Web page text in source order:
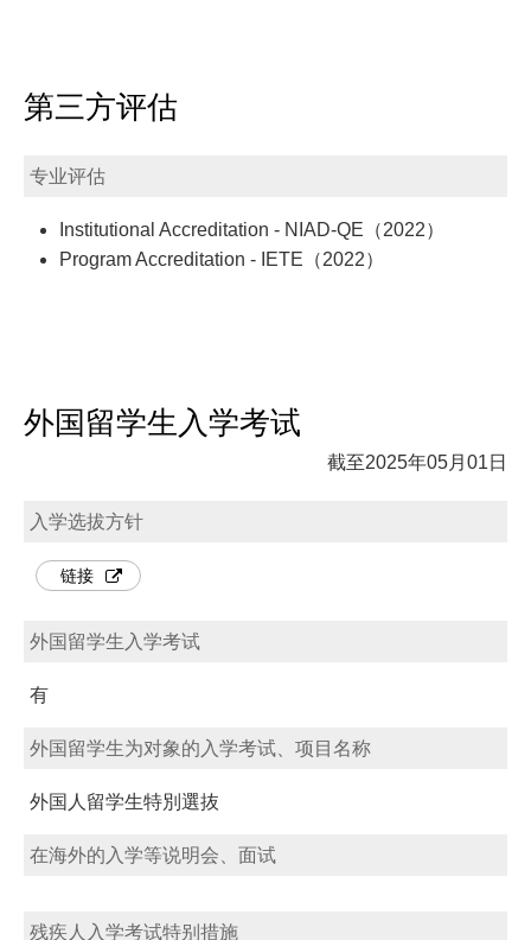
第三方评估
专业评估
Institutional Accreditation - NIAD-QE（2022）
Program Accreditation - IETE（2022）
外国留学生入学考试
截至2025年05月01日
入学选拔方针
链接
外国留学生入学考试
有
外国留学生为对象的入学考试、项目名称
外国人留学生特別選抜
在海外的入学等说明会、面试
残疾人入学考试特别措施